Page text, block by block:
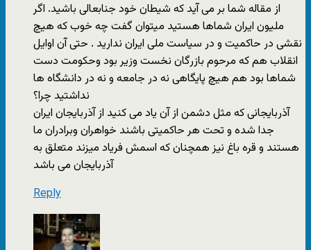
از مقاله شما بر می آید که شیطان خود جنابعالی باشید. اگر
ملیون ایران شماها هستید میتوان گفت چه خوب که هیچ
نقشی در حاکمیت و در سیاست ملی ایران ندارید . حتی آن اوایل
انقلاب هم که مرحوم بازرگان نخست وزیر بود وحکومت دست
شماها بود هم هیچ پایگاهی نه در جامعه و نه در دانشگاه ها
نداشتید چرا؟
آذربایجانی که مثل دشمن از آن یاد می کنید از آذربایجان ایران
جدا شده و تحت هر حاکمیتی باشند خواهران وبرادران ما
هستند و قره باغ نیز همچنان که اسمش فریاد میزند متعلق به
آذربایجان می باشد
Reply